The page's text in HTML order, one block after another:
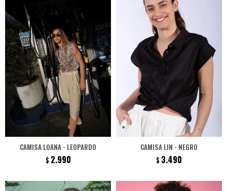
CAMISA LOANA - LEOPARDO
$ 2.990
CAMISA LIN - NEGRO
$ 3.490